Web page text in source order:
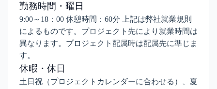
勤務時間・曜日
9:00～18：00 休憩時間：60分 上記は弊社就業規則
によるものです。プロジェクト先により就業時間は
異なります。プロジェクト配属時は配属先に準じま
す。
休暇・休日
土日祝（プロジェクトカレンダーに合わせる）、夏